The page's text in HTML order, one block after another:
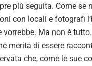
più seguita. Come se
con locali e fotografi
Ma non è tutto.
merita di essere
che, come le sue